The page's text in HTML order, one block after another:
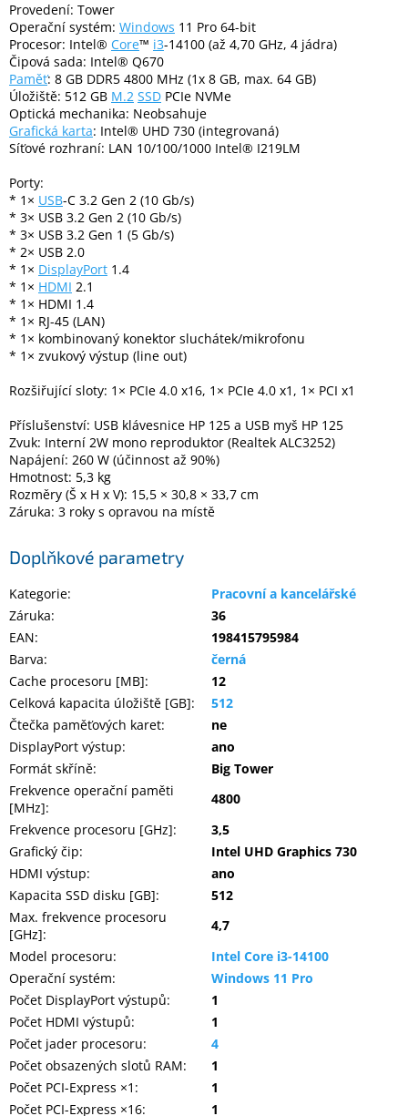
%
Black
Friday
VÝPRODEJ
TONERY
A
CARTRIDGE
OEM
Sestavy
počítačů
Inpraise
Kamerové
systémy
Doprodej
Přihlášení
Provedení: Tower
Operační systém: Windows 11 Pro 64-bit
Procesor: Intel® Core™ i3-14100 (až 4,70 GHz, 4 jádra)
Čipová sada: Intel® Q670
Paměť: 8 GB DDR5 4800 MHz (1x 8 GB, max. 64 GB)
Úložiště: 512 GB M.2 SSD PCIe NVMe
Optická mechanika: Neobsahuje
Grafická karta: Intel® UHD 730 (integrovaná)
Síťové rozhraní: LAN 10/100/1000 Intel® I219LM
Porty:
* 1× USB-C 3.2 Gen 2 (10 Gb/s)
* 3× USB 3.2 Gen 2 (10 Gb/s)
* 3× USB 3.2 Gen 1 (5 Gb/s)
* 2× USB 2.0
* 1× DisplayPort 1.4
* 1× HDMI 2.1
* 1× HDMI 1.4
* 1× RJ-45 (LAN)
* 1× kombinovaný konektor sluchátek/mikrofonu
* 1× zvukový výstup (line out)
Rozšiřující sloty: 1× PCIe 4.0 x16, 1× PCIe 4.0 x1, 1× PCI x1
Příslušenství: USB klávesnice HP 125 a USB myš HP 125
Zvuk: Interní 2W mono reproduktor (Realtek ALC3252)
Napájení: 260 W (účinnost až 90%)
Hmotnost: 5,3 kg
Rozměry (Š x H x V): 15,5 × 30,8 × 33,7 cm
Záruka: 3 roky s opravou na místě
Doplňkové parametry
Kategorie:
Pracovní a kancelářské
Záruka:
36
EAN:
198415795984
Barva:
černá
Cache procesoru [MB]:
12
Celková kapacita úložiště [GB]:
512
Čtečka paměťových karet:
ne
DisplayPort výstup:
ano
Formát skříně:
Big Tower
Frekvence operační paměti
[MHz]:
4800
Frekvence procesoru [GHz]:
3,5
Grafický čip:
Intel UHD Graphics 730
HDMI výstup:
ano
Kapacita SSD disku [GB]:
512
Max. frekvence procesoru
[GHz]:
4,7
Model procesoru:
Intel Core i3-14100
Operační systém:
Windows 11 Pro
Počet DisplayPort výstupů:
1
Počet HDMI výstupů:
1
Počet jader procesoru:
4
Počet obsazených slotů RAM:
1
Počet PCI-Express ×1 :
1
Počet PCI-Express ×16: 1